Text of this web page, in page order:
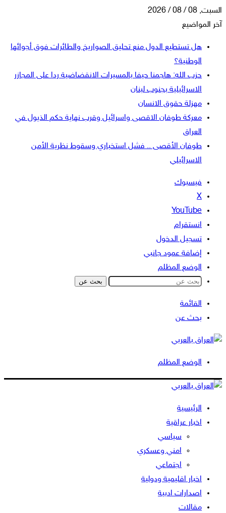
السبت, 08 / 08 / 2026
آخر المواضيع
هل تستطيع الدول منع تحليق الصواريخ والطائرات فوق أجوائها
الوطنية؟
حزب الله: هاجمنا حيفا بالمسيرات الانقضاضية ردا على المجازر
الاسرائيلية بجنوب لبنان
مهزلة حقوق الانسان
معركة طوفان الاقصى واسرائيل وقرب نهاية حكم الذيول في
العراق
طوفان الأقصى .. فشل استخباري وسقوط نظرية الأمن
الاسرائيلي
فيسبوك
‫X
‫YouTube
انستقرام
تسجيل الدخول
إضافة عمود جانبي
الوضع المظلم
بحث عن
القائمة
بحث عن
الوضع المظلم
الرئيسية
اخبار عراقية
سياسي
امني وعسكري
اجتماعي
اخبار اقليمية ودولية
اصدارات ادبية
مقالات